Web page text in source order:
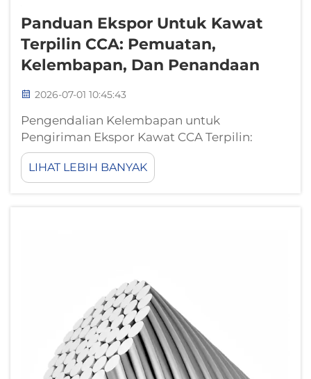
Panduan Ekspor Untuk Kawat
Terpilin CCA: Pemuatan,
Kelembapan, Dan Penandaan
2026-07-01 10:45:43
Pengendalian Kelembapan untuk
Pengiriman Ekspor Kawat CCA Terpilin:
Mengapa kelembapan menurunkan
konduktivitas dan mempercepat oksidasi
pada kawat CCA terpilinKelembapan
LIHAT LEBIH BANYAK